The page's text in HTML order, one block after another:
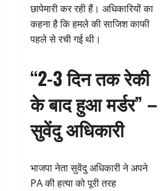
छापेमारी कर रही हैं। अधिकारियों का
कहना है कि हमले की साजिश काफी
पहले से रची गई थी।
“2-3 दिन तक रेकी
के बाद हुआ मर्डर” –
सुवेंदु अधिकारी
भाजपा नेता सुवेंदु अधिकारी ने अपने
PA की हत्या को पूरी तरह